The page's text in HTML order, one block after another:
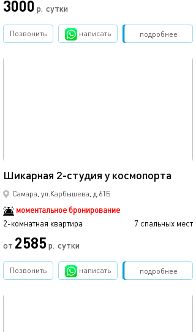
3000 р. сутки
подробнее
Позвонить написать Забронировать
Шикарная 2-студия у космопорта
Самара, ул.Карбышева, д.61Б
моментальное бронирование
2-комнатная квартира
7 спальных мест
от 2585р. сутки
подробнее
Позвонить написать Забронировать